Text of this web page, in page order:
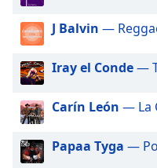
Picture-
in-
Picture
Fullscreen
This
window.
J Balvin —
Iray el Conde—
Carín León — La
Papaa Tyga —